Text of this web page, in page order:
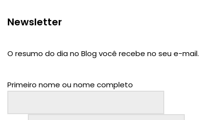
Newsletter
O resumo do dia no Blog você recebe no seu e-mail.
Primeiro nome ou nome completo